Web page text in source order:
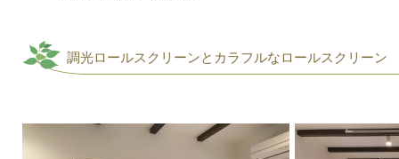
調光ロールスクリーンとカラフルなロールスクリーン